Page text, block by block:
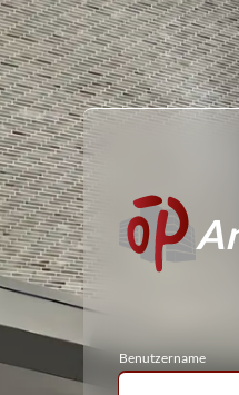
Benutzername